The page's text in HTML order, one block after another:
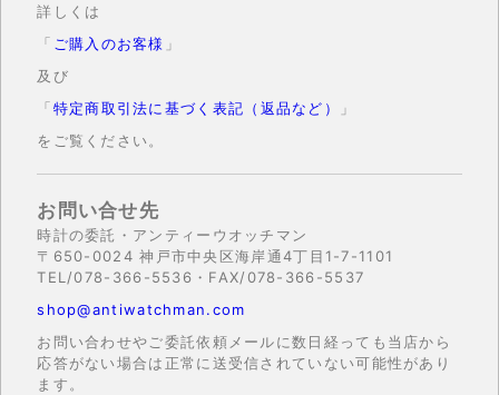
詳しくは
「 ご購入のお客様 」
及び
「特定商取引法に基づく表記（返品など）
」
をご覧ください。
お問い合せ先
時計の委託・アンティーウオッチマン
〒650-0024 神戸市中央区海岸通4丁目1-7-1101
TEL/078-366-5536・FAX/078-366-5537
shop@antiwatchman.com
お問い合わせやご委託依頼メールに数日経っても当店から
応答がない場合は正常に送受信されていない可能性があり
ます。